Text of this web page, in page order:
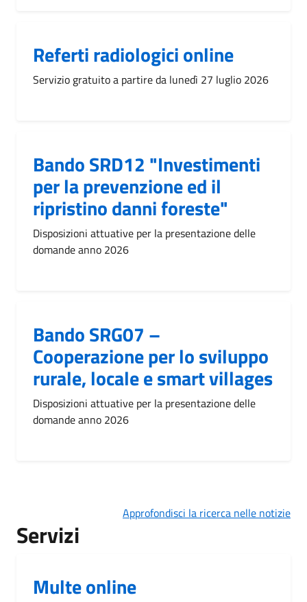
Referti radiologici online
Servizio gratuito a partire da lunedì 27 luglio 2026
Bando SRD12 "Investimenti
per la prevenzione ed il
ripristino danni foreste"
Disposizioni attuative per la presentazione delle
domande anno 2026
Bando SRG07 –
Cooperazione per lo sviluppo
rurale, locale e smart villages
Disposizioni attuative per la presentazione delle
domande anno 2026
Approfondisci la ricerca nelle notizie
Servizi
Multe online